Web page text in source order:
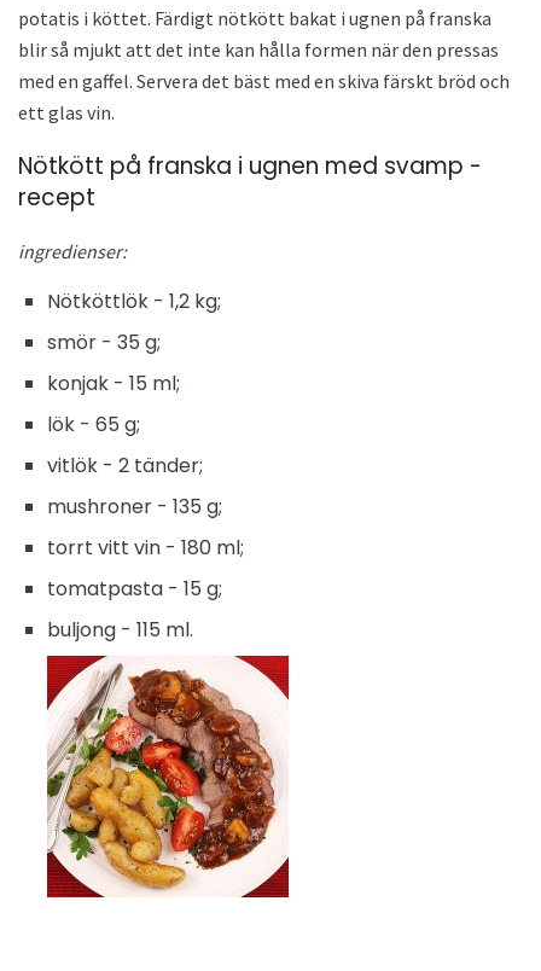
potatis i köttet. Färdigt nötkött bakat i ugnen på franska
blir så mjukt att det inte kan hålla formen när den pressas
med en gaffel. Servera det bäst med en skiva färskt bröd och
ett glas vin.
Nötkött på franska i ugnen med svamp -
recept
ingredienser:
Nötköttlök - 1,2 kg;
smör - 35 g;
konjak - 15 ml;
lök - 65 g;
vitlök - 2 tänder;
mushroner - 135 g;
torrt vitt vin - 180 ml;
tomatpasta - 15 g;
buljong - 115 ml.